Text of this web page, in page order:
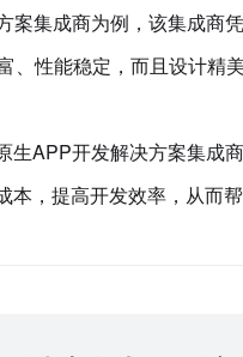
案集成商为例，该集成商
、性能稳定，而且设计精
生APP开发解决方案集成
本，提高开发效率，从而